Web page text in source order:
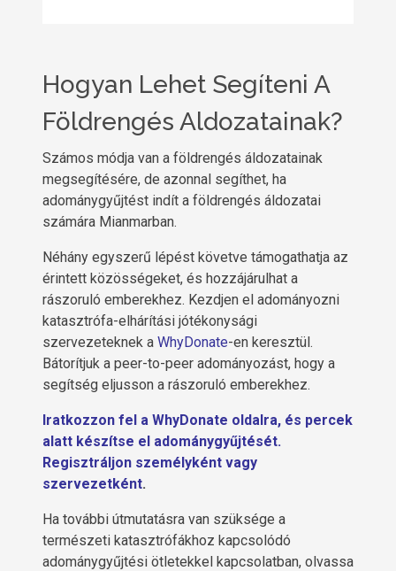
Hogyan Lehet Segíteni A
Földrengés Aldozatainak?
Számos módja van a földrengés áldozatainak
megsegítésére, de azonnal segíthet, ha
adománygyűjtést indít a földrengés áldozatai
számára Mianmarban.
Néhány egyszerű lépést követve támogathatja az
érintett közösségeket, és hozzájárulhat a
rászoruló emberekhez. Kezdjen el adományozni
katasztrófa-elhárítási jótékonysági
szervezeteknek a WhyDonate-en keresztül.
Bátorítjuk a peer-to-peer adományozást, hogy a
segítség eljusson a rászoruló emberekhez.
Iratkozzon fel a WhyDonate oldalra, és percek
alatt készítse el adománygyűjtését.
Regisztráljon személyként vagy
szervezetként.
Ha további útmutatásra van szüksége a
természeti katasztrófákhoz kapcsolódó
adománygyűjtési ötletekkel kapcsolatban, olvassa